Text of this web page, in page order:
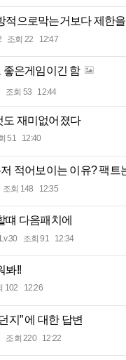
적으로막는거보다 제한
조회 22 12:47
좋은게임이긴 함
조회 53 12:44
도 재미없어졌다
51 12:40
적어보이는 이유? 팩트
조회 148 12:35
떄 다음패치에
Lv.30 조회 91 12:34
봐!!
102 12:26
지” 에 대한 답변
조회 220 12:22